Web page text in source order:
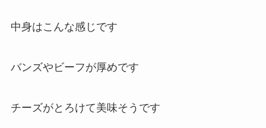
中身はこんな感じです
バンズやビーフが厚めです
チーズがとろけて美味そうです